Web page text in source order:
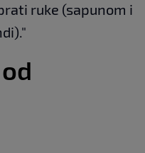
ruke (sapunom i